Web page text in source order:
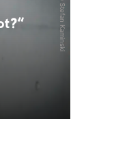
(c) Stefan Kaminski